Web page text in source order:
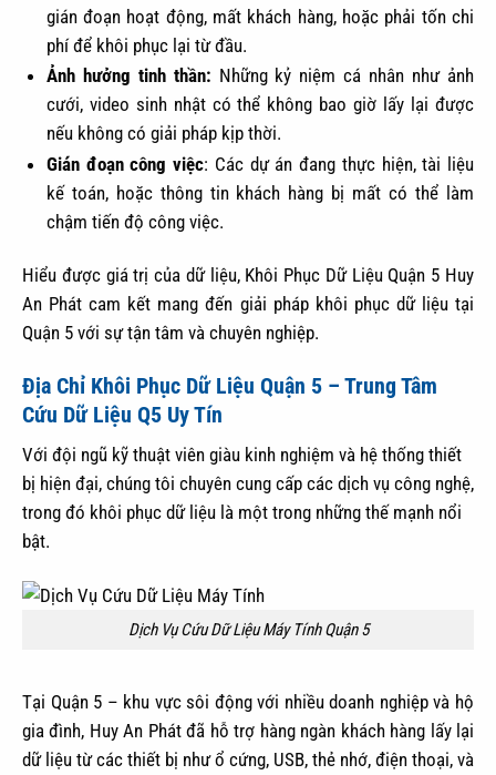
gián đoạn hoạt động, mất khách hàng, hoặc phải tốn chi
phí để khôi phục lại từ đầu.
Ảnh hưởng tinh thần: Những kỷ niệm cá nhân như ảnh
cưới, video sinh nhật có thể không bao giờ lấy lại được
nếu không có giải pháp kịp thời.
Gián đoạn công việc: Các dự án đang thực hiện, tài liệu
kế toán, hoặc thông tin khách hàng bị mất có thể làm
chậm tiến độ công việc.
Hiểu được giá trị của dữ liệu, Khôi Phục Dữ Liệu Quận 5 Huy
An Phát cam kết mang đến giải pháp khôi phục dữ liệu tại
Quận 5 với sự tận tâm và chuyên nghiệp.
Địa Chỉ Khôi Phục Dữ Liệu Quận 5 – Trung Tâm
Cứu Dữ Liệu Q5 Uy Tín
Với đội ngũ kỹ thuật viên giàu kinh nghiệm và hệ thống thiết
bị hiện đại, chúng tôi chuyên cung cấp các dịch vụ công nghệ,
trong đó khôi phục dữ liệu là một trong những thế mạnh nổi
bật.
Dịch Vụ Cứu Dữ Liệu Máy Tính Quận 5
Tại Quận 5 – khu vực sôi động với nhiều doanh nghiệp và hộ
gia đình, Huy An Phát đã hỗ trợ hàng ngàn khách hàng lấy lại
dữ liệu từ các thiết bị như ổ cứng, USB, thẻ nhớ, điện thoại, và